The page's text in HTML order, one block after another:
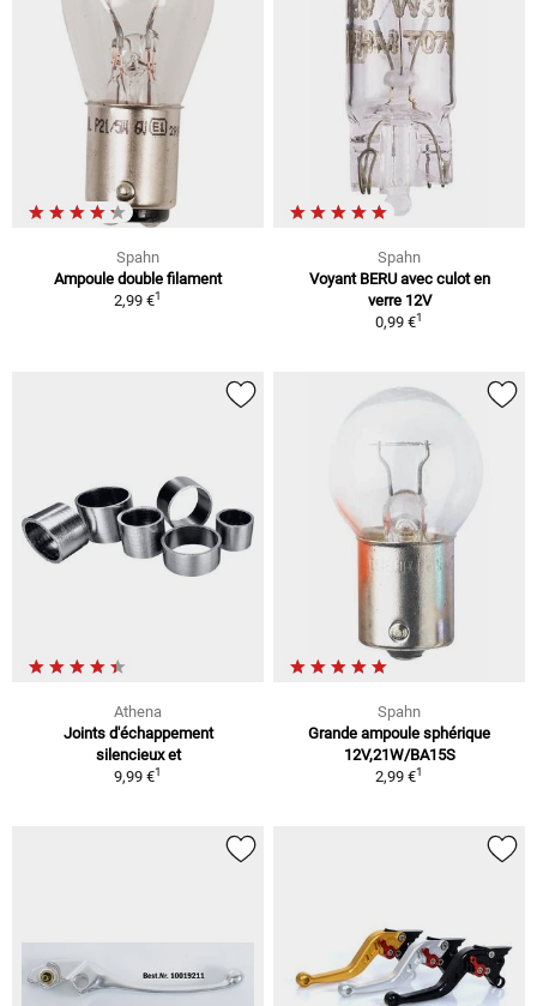
Spahn
Ampoule double filament
2,99 €1
Spahn
Voyant BERU avec culot en
verre 12V
0,99 €1
Athena
Joints d'échappement
silencieux et
9,99 €1
Spahn
Grande ampoule sphérique
12V,21W/BA15S
2,99 €1